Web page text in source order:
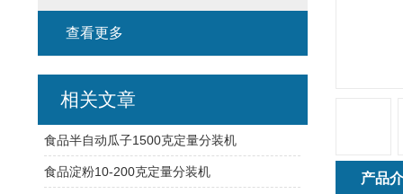
产品
查看更多
相关文章
食品半自动瓜子1500克定量分装机
食品淀粉10-200克定量分装机